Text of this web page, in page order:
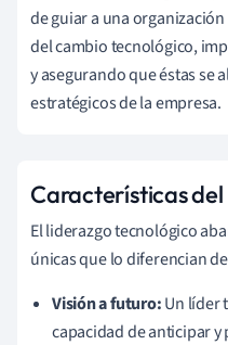
de guiar a una
del cambio tecnológico,
y asegurando que éstas se
estratégicos de la empresa.
Características
El liderazgo tecnológico
únicas que lo diferencian
Visión a futuro:Un líder
capacidad de anticipar